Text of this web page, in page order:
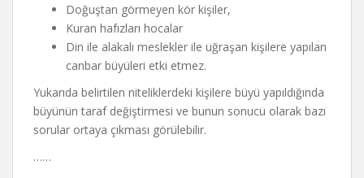
Doğuştan görmeyen kör kişiler,
Kuran hafızları hocalar
Din ile alakalı meslekler ile uğraşan kişilere yapılan
canbar büyüleri etki etmez.
Yukarıda belirtilen niteliklerdeki kişilere büyü yapıldığında
büyünün taraf değiştirmesi ve bunun sonucu olarak bazı
sorular ortaya çıkması görülebilir.
……